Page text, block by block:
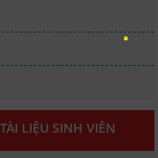
TÀI LIỆU SINH VIÊN